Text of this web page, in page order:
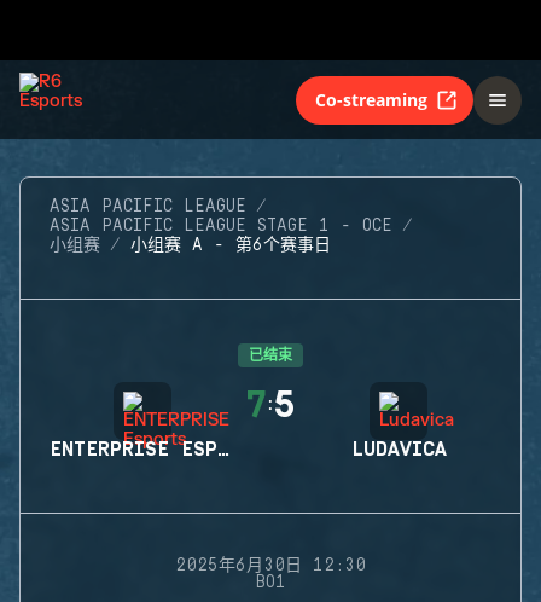
Co-streaming
ASIA PACIFIC LEAGUE
ASIA PACIFIC LEAGUE STAGE 1 - OCE
小组赛
小组赛 A - 第6个赛事日
已结束
ENTERPRISE ESPORTS
7:5
LUDAVICA
2025年6月30日 12:30
BO1